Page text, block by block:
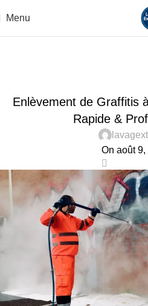
Menu
Enlèvement de Graffitis
Rapide &
On août 9,